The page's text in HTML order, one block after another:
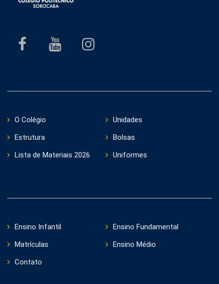
O Colégio
Unidades
Estrutura
Bolsas
Lista de Materiais 2026
Uniformes
Ensino Infantil
Ensino Fundamental
Matrículas
Ensino Médio
Contato